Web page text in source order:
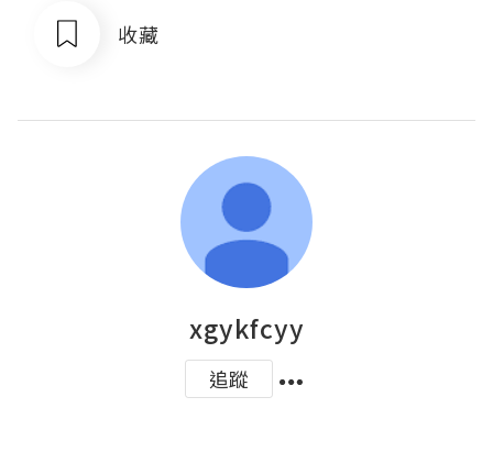
收藏
xgykfcyy
追蹤